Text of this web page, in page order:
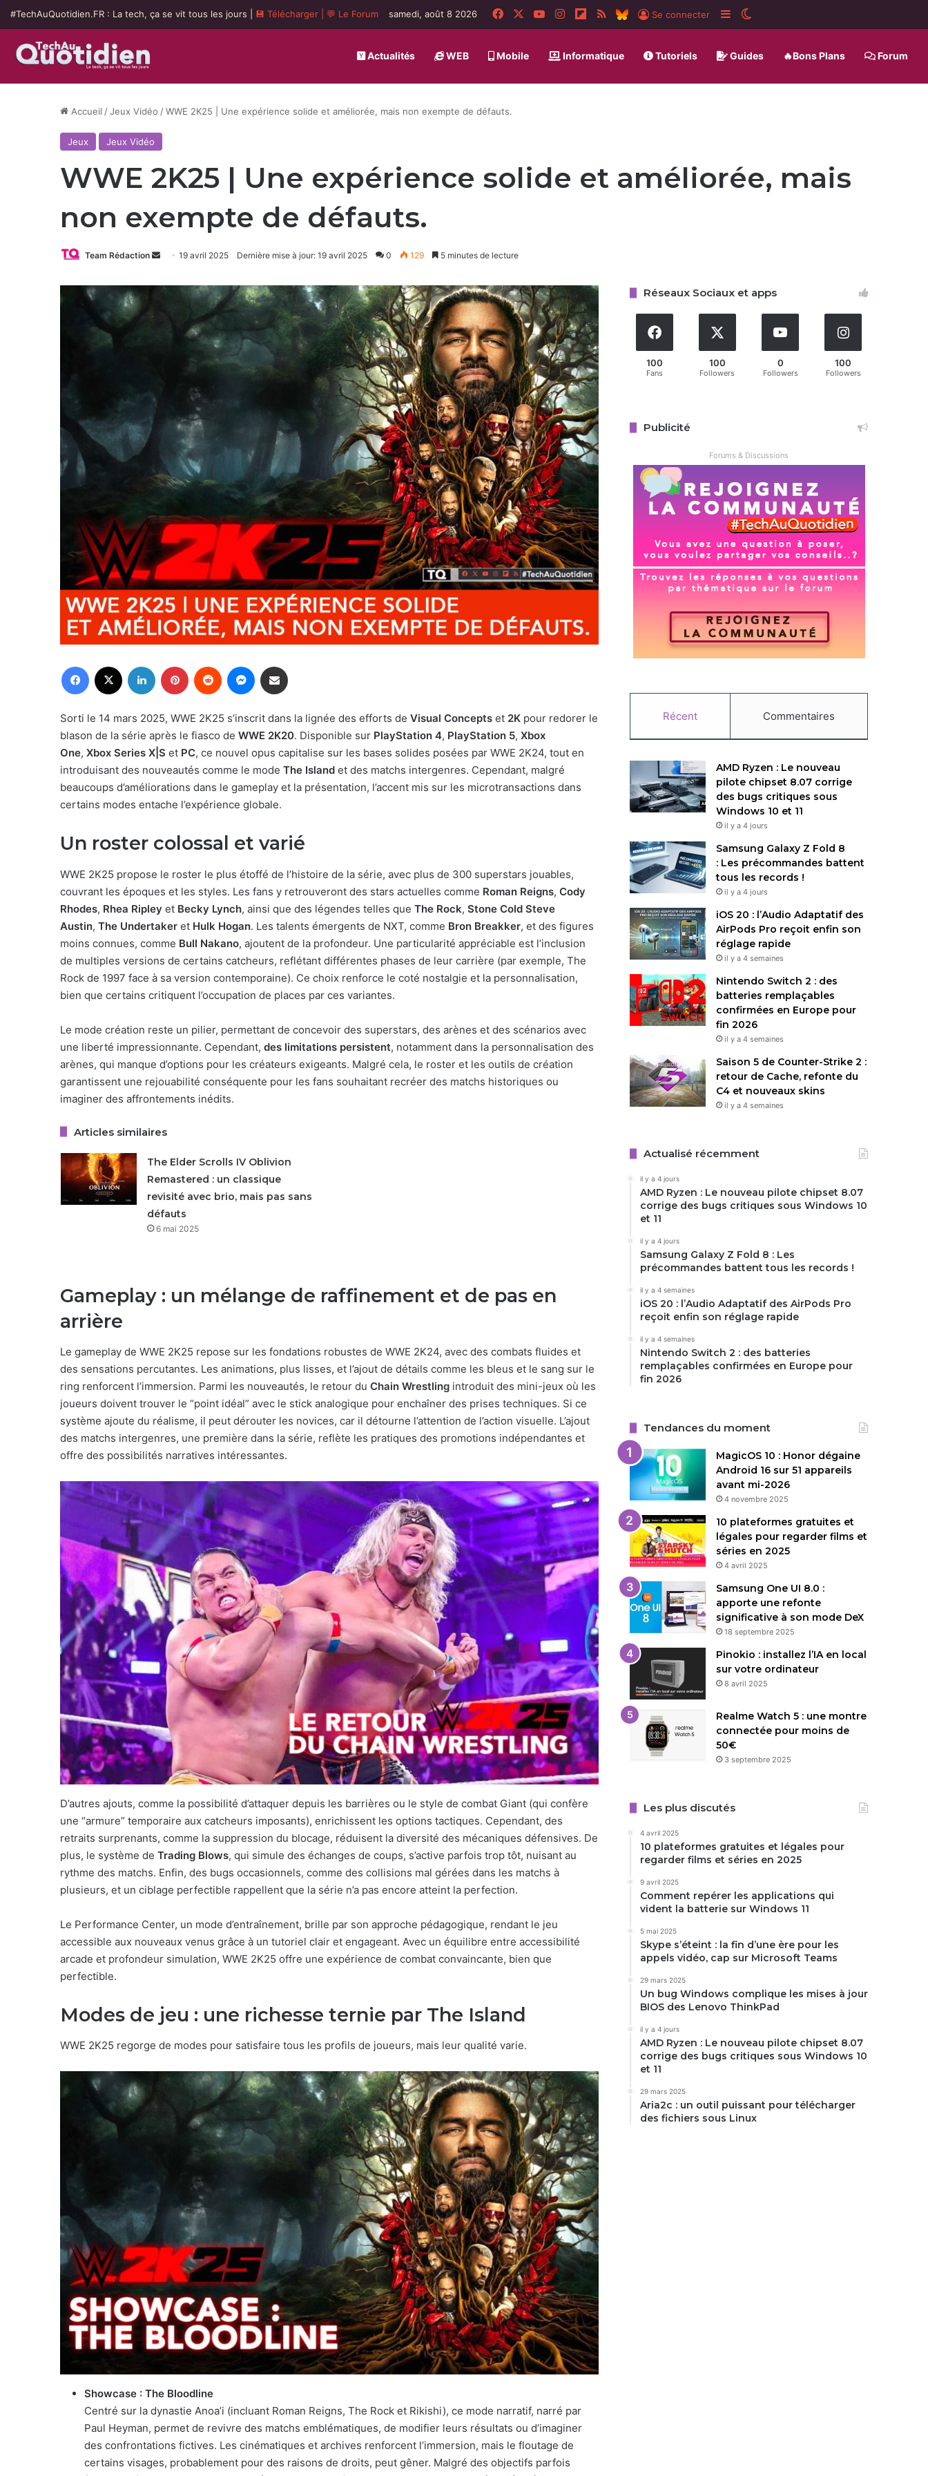
#TechAuQuotidien.FR : La tech, ça se vit tous les jours | 💾 Télécharger 💬 Le Forum samedi, août 8 2026 FacebookYouTubeInstagramFlipboard
RSS BlueSky
Se connecter Sidebar (barre latérale)
Actualités WEB Mobile Informatique Tutoriels Guides 🔥Bons Plans Forum
Accueil /Jeux Vidéo /WWE 2K25 | Une expérience solide et améliorée, mais non exempte de défauts.
Jeux Jeux Vidéo
WWE 2K25 | Une expérience solide et améliorée, mais
non exempte de défauts.
Team Rédaction
Envoyer
courriel
19 avril 2025 Dernière mise à jour: 19 avril 2025 0 129 5 minutes de lecture
Facebook Linkedin Pinterest Reddit Messenger
Sorti le 14 mars 2025, WWE 2K25 s’inscrit dans la lignée des efforts de Visual Concepts et 2K pour redorer le
blason de la série après le fiasco de WWE 2K20. Disponible sur PlayStation 4, PlayStation 5, Xbox
One, Xbox Series X|S et PC, ce nouvel opus capitalise sur les bases solides posées par WWE 2K24, tout en
introduisant des nouveautés comme le mode The Island et des matchs intergenres. Cependant, malgré
beaucoups d’améliorations dans le gameplay et la présentation, l’accent mis sur les microtransactions dans
certains modes entache l’expérience globale.
Un roster colossal et varié
WWE 2K25 propose le roster le plus étoffé de l’histoire de la série, avec plus de 300 superstars jouables,
couvrant les époques et les styles. Les fans y retrouveront des stars actuelles comme Roman Reigns, Cody
Rhodes, Rhea Ripley et Becky Lynch, ainsi que des légendes telles que The Rock, Stone Cold Steve
Austin, The Undertaker et Hulk Hogan. Les talents émergents de NXT, comme Bron Breakker, et des figures
moins connues, comme Bull Nakano, ajoutent de la profondeur. Une particularité appréciable est l’inclusion
de multiples versions de certains catcheurs, reflétant différentes phases de leur carrière (par exemple, The
Rock de 1997 face à sa version contemporaine). Ce choix renforce le coté nostalgie et la personnalisation,
bien que certains critiquent l’occupation de places par ces variantes.
Le mode création reste un pilier, permettant de concevoir des superstars, des arènes et des scénarios avec
une liberté impressionnante. Cependant, des limitations persistent, notamment dans la personnalisation des
arènes, qui manque d’options pour les créateurs exigeants. Malgré cela, le roster et les outils de création
garantissent une rejouabilité conséquente pour les fans souhaitant recréer des matchs historiques ou
imaginer des affrontements inédits.
Articles similaires
The Elder Scrolls IV Oblivion
Remastered : un classique
revisité avec brio, mais pas sans
défauts
6 mai 2025
Gameplay : un mélange de raffinement et de pas en
arrière
Le gameplay de WWE 2K25 repose sur les fondations robustes de WWE 2K24, avec des combats fluides et
des sensations percutantes. Les animations, plus lisses, et l’ajout de détails comme les bleus et le sang sur le
ring renforcent l’immersion. Parmi les nouveautés, le retour du Chain Wrestling introduit des mini-jeux où les
joueurs doivent trouver le “point idéal” avec le stick analogique pour enchaîner des prises techniques. Si ce
système ajoute du réalisme, il peut dérouter les novices, car il détourne l’attention de l’action visuelle. L’ajout
des matchs intergenres, une première dans la série, reflète les pratiques des promotions indépendantes et
offre des possibilités narratives intéressantes.
D’autres ajouts, comme la possibilité d’attaquer depuis les barrières ou le style de combat Giant (qui confère
une “armure” temporaire aux catcheurs imposants), enrichissent les options tactiques. Cependant, des
retraits surprenants, comme la suppression du blocage, réduisent la diversité des mécaniques défensives. De
plus, le système de Trading Blows, qui simule des échanges de coups, s’active parfois trop tôt, nuisant au
rythme des matchs. Enfin, des bugs occasionnels, comme des collisions mal gérées dans les matchs à
plusieurs, et un ciblage perfectible rappellent que la série n’a pas encore atteint la perfection.
Le Performance Center, un mode d’entraînement, brille par son approche pédagogique, rendant le jeu
accessible aux nouveaux venus grâce à un tutoriel clair et engageant. Avec un équilibre entre accessibilité
arcade et profondeur simulation, WWE 2K25 offre une expérience de combat convaincante, bien que
perfectible.
Modes de jeu : une richesse ternie par The Island
WWE 2K25 regorge de modes pour satisfaire tous les profils de joueurs, mais leur qualité varie.
Showcase : The Bloodline
Centré sur la dynastie Anoa’i (incluant Roman Reigns, The Rock et Rikishi), ce mode narratif, narré par
Paul Heyman, permet de revivre des matchs emblématiques, de modifier leurs résultats ou d’imaginer
des confrontations fictives. Les cinématiques et archives renforcent l’immersion, mais le floutage de
certains visages, probablement pour des raisons de droits, peut gêner. Malgré des objectifs parfois
Réseaux Sociaux et apps
100
Fans
100
Followers
0
Followers
100
Followers
Publicité
Forums & Discussions
Récent Commentaires
AMD Ryzen : Le nouveau
pilote chipset 8.07 corrige
des bugs critiques sous
Windows 10 et 11
il y a 4 jours
Samsung Galaxy Z Fold 8
: Les précommandes battent
tous les records !
il y a 4 jours
iOS 20 : l’Audio Adaptatif des
AirPods Pro reçoit enfin son
réglage rapide
il y a 4 semaines
Nintendo Switch 2 : des
batteries remplaçables
confirmées en Europe pour
fin 2026
il y a 4 semaines
Saison 5 de Counter-Strike 2 :
retour de Cache, refonte du
C4 et nouveaux skins
il y a 4 semaines
Actualisé récemment
il y a 4 jours
AMD Ryzen : Le nouveau pilote chipset 8.07
corrige des bugs critiques sous Windows 10
et 11
il y a 4 jours
Samsung Galaxy Z Fold 8 : Les
précommandes battent tous les records !
il y a 4 semaines
iOS 20 : l’Audio Adaptatif des AirPods Pro
reçoit enfin son réglage rapide
il y a 4 semaines
Nintendo Switch 2 : des batteries
remplaçables confirmées en Europe pour
fin 2026
Tendances du moment
MagicOS 10 : Honor dégaine
Android 16 sur 51 appareils
avant mi-2026
4 novembre 2025
10 plateformes gratuites et
légales pour regarder films et
séries en 2025
4 avril 2025
Samsung One UI 8.0 :
apporte une refonte
significative à son mode DeX
18 septembre 2025
Pinokio : installez l’IA en local
sur votre ordinateur
8 avril 2025
Realme Watch 5 : une montre
connectée pour moins de
50€
3 septembre 2025
Les plus discutés
4 avril 2025
10 plateformes gratuites et légales pour
regarder films et séries en 2025
9 avril 2025
Comment repérer les applications qui
vident la batterie sur Windows 11
5 mai 2025
Skype s’éteint : la fin d’une ère pour les
appels vidéo, cap sur Microsoft Teams
29 mars 2025
Un bug Windows complique les mises à jour
BIOS des Lenovo ThinkPad
il y a 4 jours
AMD Ryzen : Le nouveau pilote chipset 8.07
corrige des bugs critiques sous Windows 10
et 11
29 mars 2025
Aria2c : un outil puissant pour télécharger
des fichiers sous Linux